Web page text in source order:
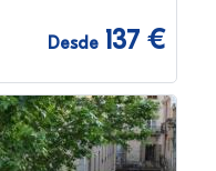
Desde 137 €